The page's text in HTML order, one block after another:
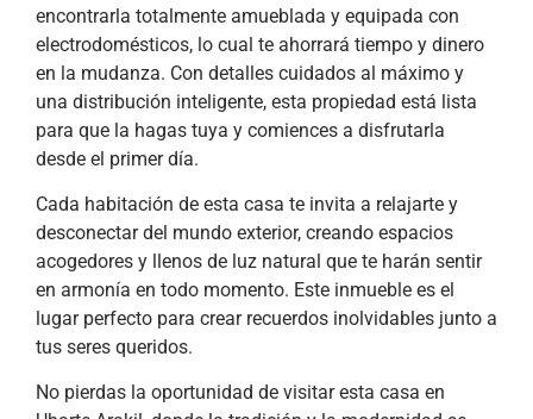
encontrarla totalmente amueblada y equipada con
electrodomésticos, lo cual te ahorrará tiempo y dinero
en la mudanza. Con detalles cuidados al máximo y
una distribución inteligente, esta propiedad está lista
para que la hagas tuya y comiences a disfrutarla
desde el primer día.
Cada habitación de esta casa te invita a relajarte y
desconectar del mundo exterior, creando espacios
acogedores y llenos de luz natural que te harán sentir
en armonía en todo momento. Este inmueble es el
lugar perfecto para crear recuerdos inolvidables junto a
tus seres queridos.
No pierdas la oportunidad de visitar esta casa en